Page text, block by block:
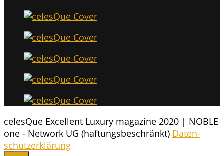
celesQue Excellent Luxury magazine 2020 | NOBLE
one - Network UG (haftungsbeschränkt) Daten­
schutz­er­klä­rung